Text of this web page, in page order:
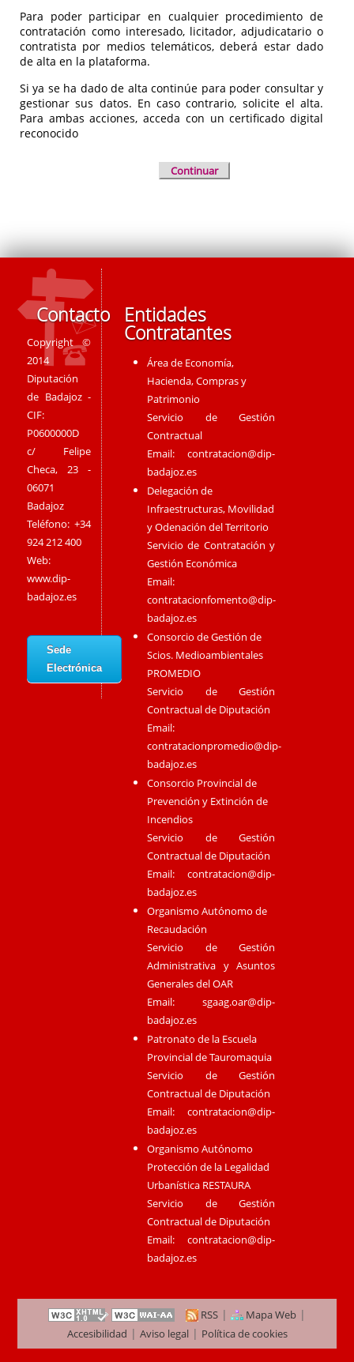
Para poder participar en cualquier procedimiento de
contratación como interesado, licitador, adjudicatario o
contratista por medios telemáticos, deberá estar dado
de alta en la plataforma.
Si ya se ha dado de alta continúe para poder consultar y
gestionar sus datos. En caso contrario, solicite el alta.
Para ambas acciones, acceda con un certificado digital
reconocido
Continuar
Contacto
Copyright ©
2014
Diputación
de Badajoz -
CIF:
P0600000D
c/ Felipe
Checa, 23 -
06071
Badajoz
Teléfono: +34
924 212 400
Web:
www.dip-
badajoz.es
Sede
Electrónica
Entidades
Contratantes
Área de Economía,
Hacienda, Compras y
Patrimonio
Servicio de Gestión
Contractual
Email:contratacion@dip-
badajoz.es
Delegación de
Infraestructuras, Movilidad
y Odenación del Territorio
Servicio de Contratación y
Gestión Económica
Email:
contratacionfomento@dip-
badajoz.es
Consorcio de Gestión de
Scios. Medioambientales
PROMEDIO
Servicio de Gestión
Contractual de Diputación
Email:
contratacionpromedio@dip-
badajoz.es
Consorcio Provincial de
Prevención y Extinción de
Incendios
Servicio de Gestión
Contractual de Diputación
Email:contratacion@dip-
badajoz.es
Organismo Autónomo de
Recaudación
Servicio de Gestión
Administrativa y Asuntos
Generales del OAR
Email:sgaag.oar@dip-
badajoz.es
Patronato de la Escuela
Provincial de Tauromaquia
Servicio de Gestión
Contractual de Diputación
Email:contratacion@dip-
badajoz.es
Organismo Autónomo
Protección de la Legalidad
Urbanística RESTAURA
Servicio de Gestión
Contractual de Diputación
Email:contratacion@dip-
badajoz.es
RSS | Mapa Web |
Accesibilidad | Aviso legal| Política de cookies